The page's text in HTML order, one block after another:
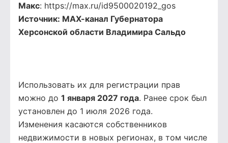
Макс: https://max.ru/id9500020192_gos
Источник: МАХ-канал Губернатора
Херсонской области Владимира Сальдо
Использовать их для регистрации прав
можно до 1 января 2027 года. Ранее срок был
установлен до 1 июля 2026 года.
Изменения касаются собственников
недвижимости в новых регионах, в том числе